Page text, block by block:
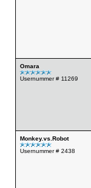
Omara
Usernummer # 11269
Monkey.vs.Robot
Usernummer # 2438